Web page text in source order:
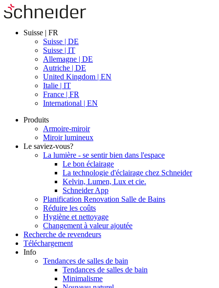
Suisse | FR
Suisse | DE
Suisse | IT
Allemagne | DE
Autriche | DE
United Kingdom | EN
Italie | IT
France | FR
International | EN
Produits
Armoire-miroir
Miroir lumineux
Le saviez-vous?
La lumière - se sentir bien dans l'espace
Le bon éclairage
La technologie d'éclairage chez Schneider
Kelvin, Lumen, Lux et cie.
Schneider App
Planification Renovation Salle de Bains
Réduire les coûts
Hygiène et nettoyage
Changement à valeur ajoutée
Recherche de revendeurs
Téléchargement
Info
Tendances de salles de bain
Tendances de salles de bain
Minimalisme